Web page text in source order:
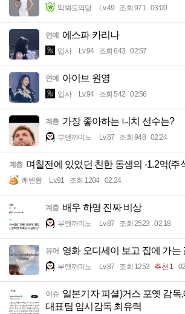
딱봐도악당 Lv.49 조회 971 03:00
연예 에스파 카리나
입사 Lv.94 조회 643 02:57
연예 아이브 원영
입사 Lv.94 조회 542 02:56
계층 가장 좋아하는 니치 선수는?
부엔까미노 Lv.87 조회 948 02:24
계층 며칠전에 있었던 친한 동생의 -1.2억(주
쾌변왕 Lv.91 조회 1204 02:24
계층 배우 하영 진짜 비상
부엔까미노 Lv.87 조회 2523 02:18
유머 영화 오디세이 보고 집에 가는
부엔까미노 Lv.87 조회 1253 추천 1
이슈 일본기자 피셜)거스 포옛 감독
대표팀 임시감독 최유력